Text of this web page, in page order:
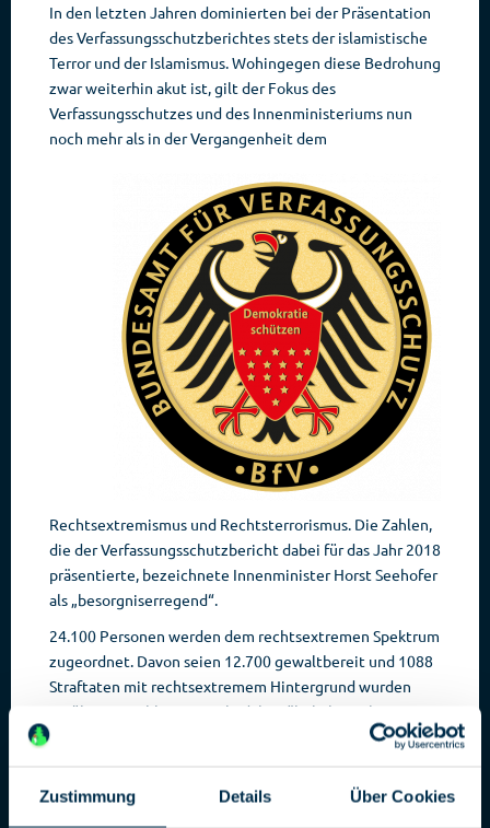
Zustimmung Details Über Cookies
In den letzten Jahren dominierten bei der Präsentation
des Verfassungsschutzberichtes stets der islamistische
Terror und der Islamismus. Wohingegen diese Bedrohung
zwar weiterhin akut ist, gilt der Fokus des
Verfassungsschutzes und des Innenministeriums nun
noch mehrals in der Vergangenheit dem
Rechtsextremismus und Rechtsterrorismus. Die Zahlen,
die der Verfassungsschutzbericht dabei für das Jahr 2018
präsentierte, bezeichnete Innenminister Horst Seehofer
als „besorgniserregend“.
24.100 Personen werden dem rechtsextremen Spektrum
zugeordnet. Davon seien 12.700 gewaltbereit und 1088
Straftaten mit rechtsextremem Hintergrund wurden
verübt. Die Zahlen spiegeln dabei, ähnlich wie beim
Linksextremismus, wo zwar 32.000 Personen gezählt
unwesentlichen Anstieg im Vergleich zu 2017 wider.
Eine deutliche Verschiebung an der Spitze und den